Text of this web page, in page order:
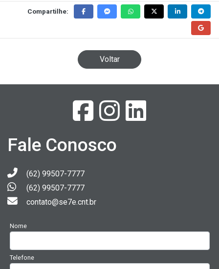
Compartilhe:
Voltar
Fale Conosco
(62) 99507-7777
(62) 99507-7777
contato@se7e.cnt.br
Nome
Telefone